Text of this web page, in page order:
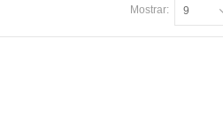
Mostrar: 9